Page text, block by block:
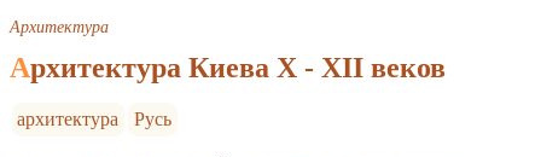
Архитектура
Архитектура Киева X - XII веков
архитектура Русь